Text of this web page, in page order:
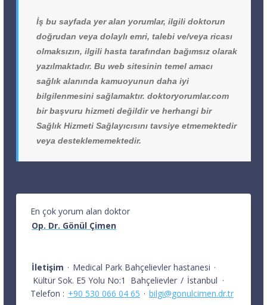
İş bu sayfada yer alan yorumlar, ilgili doktorun
doğrudan veya dolaylı emri, talebi ve/veya ricası
olmaksızın, ilgili hasta tarafından bağımsız olarak
yazılmaktadır. Bu web sitesinin temel amacı
sağlık alanında kamuoyunun daha iyi
bilgilenmesini sağlamaktır. doktoryorumlar.com
bir başvuru hizmeti değildir ve herhangi bir
Sağlık Hizmeti Sağlayıcısını tavsiye etmemektedir
veya desteklememektedir.
En çok yorum alan doktor
Op. Dr. Gönül Çimen
İletişim · Medical Park Bahçelievler hastanesi ·
Kültür Sok. E5 Yolu No:1
Bahçelievler / İstanbul ·
Telefon : +90 530 066 04 65 · bilgi@gonulcimen.dr.tr